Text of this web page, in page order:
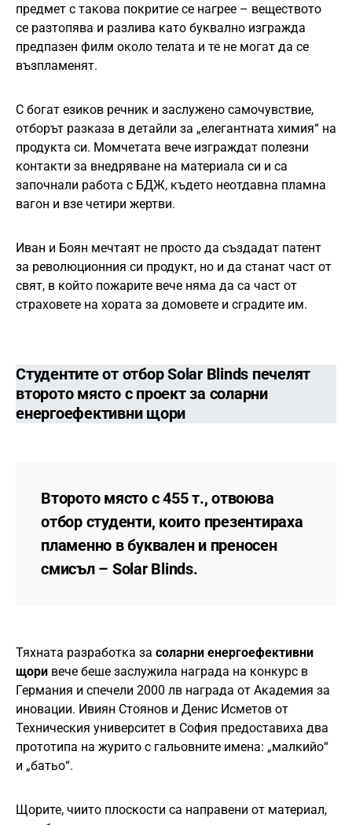
предмет с такова покритие се нагрее – веществото
се разтопява и разлива като буквално изгражда
предпазен филм около телата и те не могат да се
възпламенят.
С богат езиков речник и заслужено самочувствие,
отборът разказа в детайли за „елегантната химия“ на
продукта си. Момчетата вече изграждат полезни
контакти за внедряване на материала си и са
започнали работа с БДЖ, където неотдавна пламна
вагон и взе четири жертви.
Иван и Боян мечтаят не просто да създадат патент
за революционния си продукт, но и да станат част от
свят, в който пожарите вече няма да са част от
страховете на хората за домовете и сградите им.
Студентите от отборSolar Blinds печелят
второто място с проект за соларни
енергоефективни щори
Второто място с 455 т., отвоюва
отбор студенти, които презентираха
пламенно в буквален и преносен
смисъл – Solar Blinds.
Тяхната разработка за соларни енергоефективни
щори вече беше заслужила награда на конкурс в
Германия и спечели 2000 лв награда от Академия за
иновации. Ивиян Стоянов и Денис Исметов от
Техническия университет в София предоставиха два
прототипа на журито с гальовните имена: „малкийо“
и „батьо“.
Щорите, чиито плоскости са направени от материал,